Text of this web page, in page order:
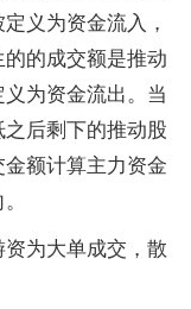
义为资金流入，
的成交额是推动
为资金流出。当
后剩下的推动股
额计算主力资金
为大单成交，散